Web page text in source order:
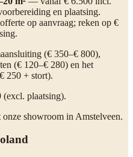
en plaatsing.
op aanvraag; reken op €
(€ 350–€ 800),
(€ 120–€ 280) en het
250 + stort).
(excl. plaatsing).
showroom in Amstelveen.